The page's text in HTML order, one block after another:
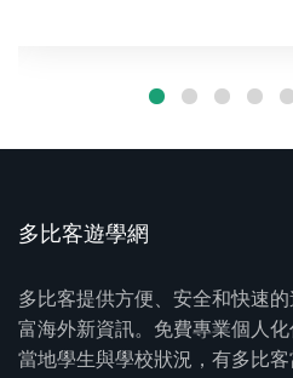
多比客遊學網
多比客提供方便、安全和快速
富海外新資訊。免費專業個人
當地學生與學校狀況，有多比客